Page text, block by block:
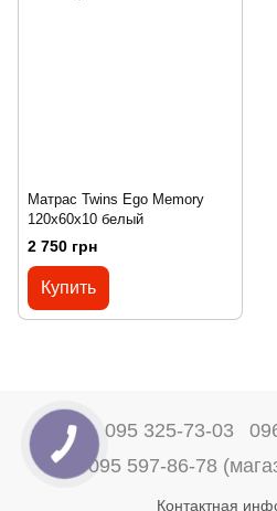
Матрас Twins Ego Memory
120х60х10 белый
2 750 грн
Купить
095 325-73-03
095 597-86-78
Контактная